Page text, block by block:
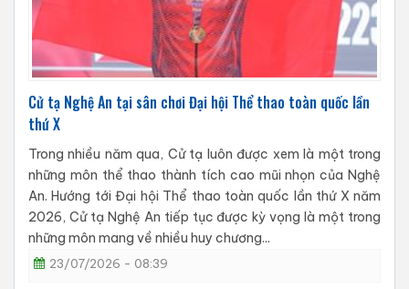
Cử tạ Nghệ An tại sân chơi Đại hội Thể thao toàn quốc lần
thứ X
Trong nhiều năm qua, Cử tạ luôn được xem là một trong
những môn thể thao thành tích cao mũi nhọn của Nghệ
An. Hướng tới Đại hội Thể thao toàn quốc lần thứ X năm
2026, Cử tạ Nghệ An tiếp tục được kỳ vọng là một trong
những môn mang về nhiều huy chương...
23/07/2026 - 08:39